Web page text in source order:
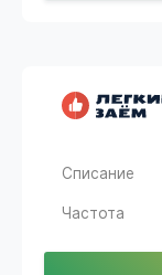
Списание
Частота